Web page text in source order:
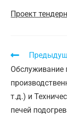
Проект
Обслуживание
т.д.) и
печей